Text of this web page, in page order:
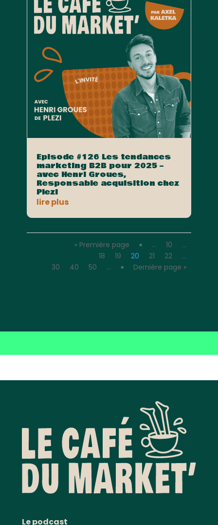
Episode #126 Les tendances
marketing B2B pour 2025 –
avec Henri Groues,
Responsable acquisition chez
Plezi
lire plus
« Première page « … 10
…
18
19 20 21 22
…
30
40 50 … » Dernière page »
Le podcast